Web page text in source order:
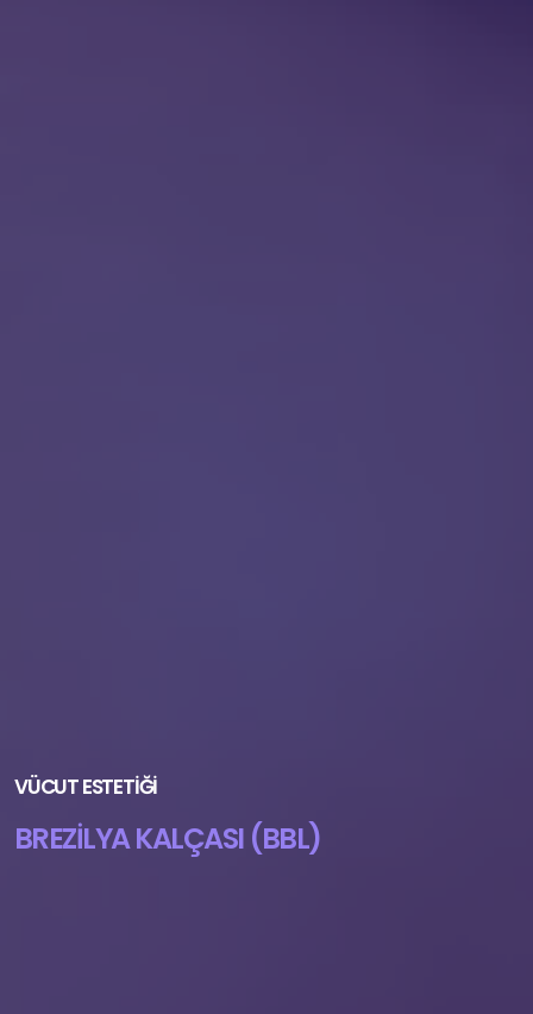
VÜCUT ESTETIĞI
BREZILYA KALÇASI (BBL)